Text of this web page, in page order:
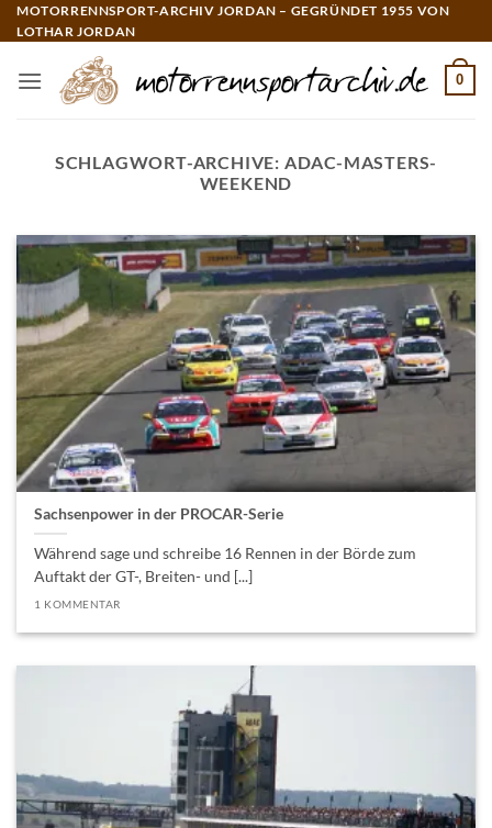
Zum
Inhalt
MOTORRENNSPORT-ARCHIV JORDAN – GEGRÜNDET 1955 VON
LOTHAR JORDAN
0
SCHLAGWORT-ARCHIVE: ADAC-MASTERS-
WEEKEND
Sachsenpower in der PROCAR-Serie
Während sage und schreibe 16 Rennen in der Börde zum
Auftakt der GT-, Breiten- und [...]
1 KOMMENTAR